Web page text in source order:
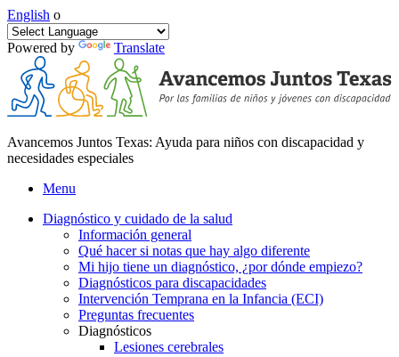
English o
Powered by Translate
Avancemos Juntos Texas: Ayuda para niños con discapacidad y
necesidades especiales
Menu
Diagnóstico y cuidado de la salud
Información general
Qué hacer si notas que hay algo diferente
Mi hijo tiene un diagnóstico, ¿por dónde empiezo?
Diagnósticos para discapacidades
Intervención Temprana en la Infancia (ECI)
Preguntas frecuentes
Diagnósticos
Lesiones cerebrales